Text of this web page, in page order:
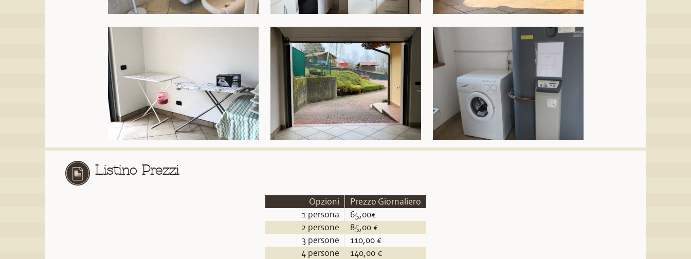
Listino Prezzi
Opzioni
Prezzo Giornaliero
1 persona
65,00€
2 persone
85,00 €
3 persone
110,00 €
4 persone
140,00 €